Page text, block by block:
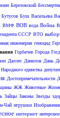
Березовский
Бутусов Буш Васильева
ВМФ ВОВ вода Война
СССР ВТО
инженерия геноцид
Горбачев Города
Даллес Данилов Дань
единства
Достопремечательности
ЖЖ Животные
Зайцы Законы Звезды
Чай игрушки
интернет интерсное